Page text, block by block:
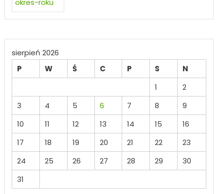
sierpień 2026
P
W Ś C P S
N
1
2
3
4 5 6 7 8
9
10
11 12 13 14 15
16
17
18 19 20 21 22
23
24
25 26 27 28 29
30
31